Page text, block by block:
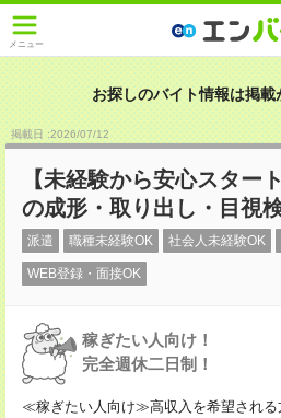
メニュー
お探しのバイト情報は掲載
掲載日 :2026/07/12
【未経験から安心スター
の成形・取り出し・目視
派遣 職種未経験OK 社会人未経験OK
WEB登録・面接OK
稼ぎたい人向け！
完全週休二日制！
≪稼ぎたい人向け≫高収入を希望される